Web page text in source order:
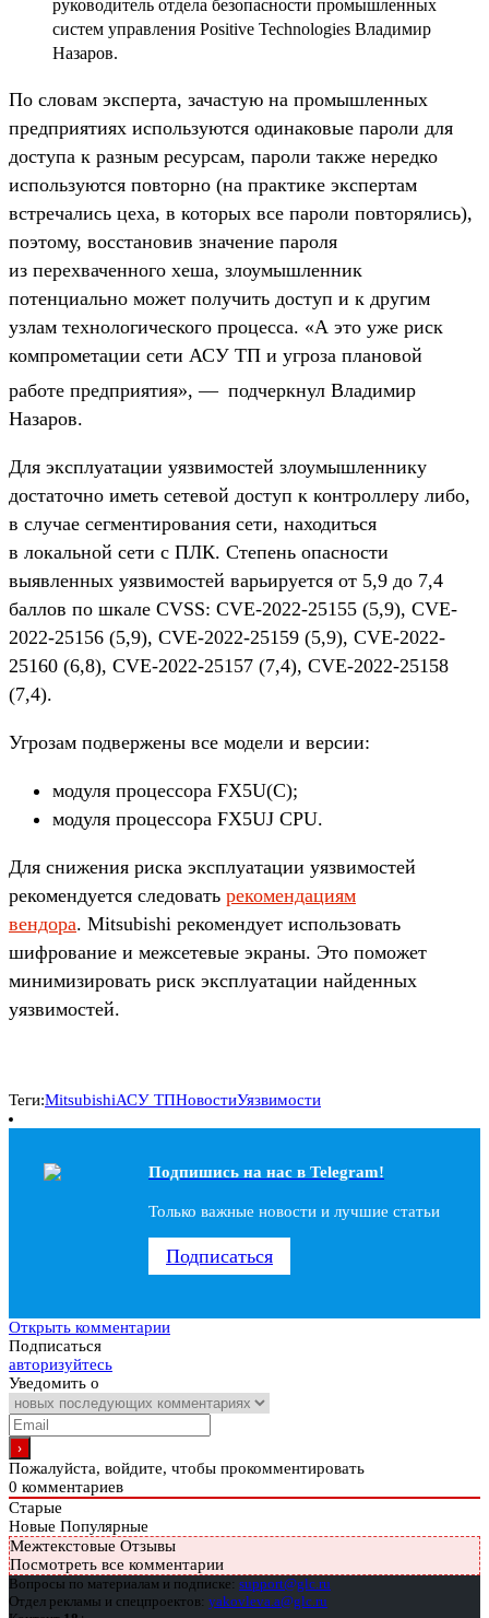
руководитель отдела безопасности промышленных
систем управления Positive Technologies Владимир
Назаров.
По словам эксперта, зачастую на промышленных
предприятиях используются одинаковые пароли для
доступа к разным ресурсам, пароли также нередко
используются повторно (на практике экспертам
встречались цеха, в которых все пароли повторялись),
поэтому, восстановив значение пароля
из перехваченного хеша, злоумышленник
потенциально может получить доступ и к другим
узлам технологического процесса. «А это уже риск
компрометации сети АСУ ТП и угроза плановой
работе предприятия», — подчеркнул Владимир
Назаров.
Для эксплуатации уязвимостей злоумышленнику
достаточно иметь сетевой доступ к контроллеру либо,
в случае сегментирования сети, находиться
в локальной сети с ПЛК. Степень опасности
выявленных уязвимостей варьируется от 5,9 до 7,4
баллов по шкале CVSS: CVE-2022-25155 (5,9), CVE-
2022-25156 (5,9), CVE-2022-25159 (5,9), CVE-2022-
25160 (6,8), CVE-2022-25157 (7,4), CVE-2022-25158
(7,4).
Угрозам подвержены все модели и версии:
модуля процессора FX5U(C);
модуля процессора FX5UJ CPU.
Для снижения риска эксплуатации уязвимостей
рекомендуется следовать рекомендациям
вендора. Mitsubishi рекомендует использовать
шифрование и межсетевые экраны. Это поможет
минимизировать риск эксплуатации найденных
уязвимостей.
Теги:MitsubishiАСУ ТПНовостиУязвимости
Подпишись на наc в Telegram!
Только важные новости и лучшие статьи
Подписаться
Открыть комментарии
Подписаться
авторизуйтесь
Уведомить о
Пожалуйста, войдите, чтобы прокомментировать
0 комментариев
Старые
Новые Популярные
Межтекстовые Отзывы
Посмотреть все комментарии
Вопросы по материалам и подписке: support@glc.ru
Отдел рекламы и спецпроектов: yakovleva.a@glc.ru